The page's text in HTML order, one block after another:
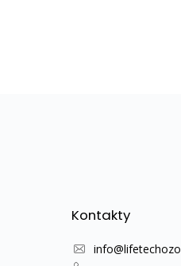
Kontakty